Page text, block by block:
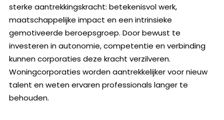
sterke aantrekkingskracht: betekenisvol werk,
maatschappelijke impact en een intrinsieke
gemotiveerde beroepsgroep. Door bewust te
investeren in autonomie, competentie en verbinding
kunnen corporaties deze kracht verzilveren.
Woningcorporaties worden aantrekkelijker voor nieuw
talent en weten ervaren professionals langer te
behouden.